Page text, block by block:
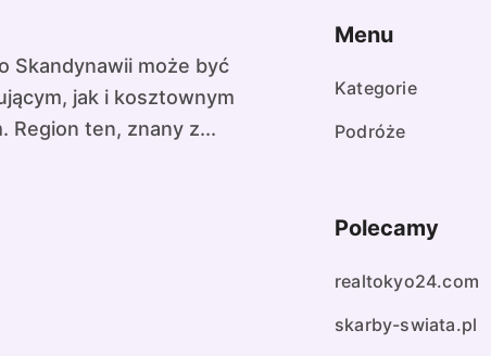
jak i kosztownym
Region ten, znany z...
Menu
Kategorie
Podróże
Polecamy
realtokyo24.com
skarby-swiata.pl